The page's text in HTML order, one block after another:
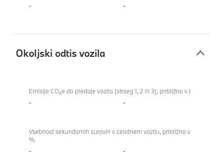
- -
Okoljski odtis vozila
odtis
vozila
Emisije CO₂e do predaje vozila (obseg 1, 2 in 3), približno v t
- -
Vsebnost sekundarnih surovin v celotnem vozilu, približno v
%
- -